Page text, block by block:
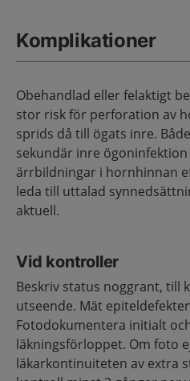
Komplikationer
Obehandlad eller felaktigt
stor risk för perforation av
sprids då till ögats inre.
sekundär inre
ärrbildningar i hornhinnan
leda till uttalad
aktuell.
Vid kontroller
Beskriv status noggrant, till
utseende. Mät
Fotodokumentera initialt
läkningsförloppet. Om foto
läkarkontinuiteten av extra